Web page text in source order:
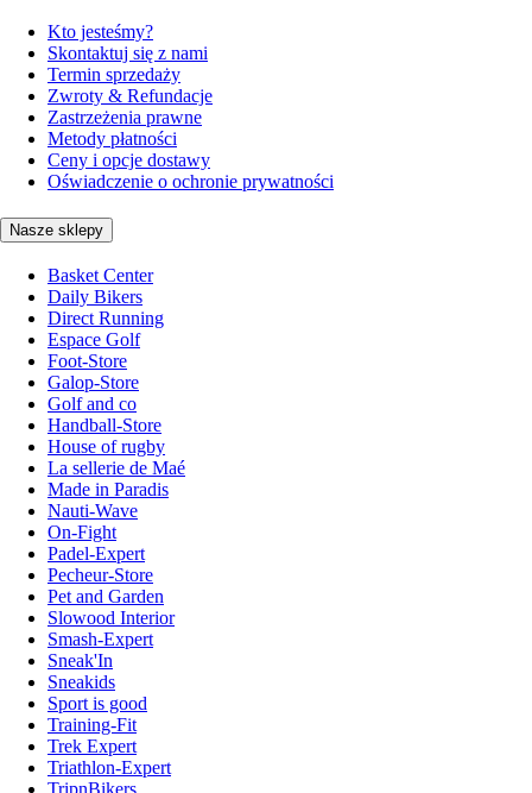
Kto jesteśmy?
Skontaktuj się z nami
Termin sprzedaży
Zwroty & Refundacje
Zastrzeżenia prawne
Metody płatności
Ceny i opcje dostawy
Oświadczenie o ochronie prywatności
Nasze sklepy
Basket Center
Daily Bikers
Direct Running
Espace Golf
Foot-Store
Galop-Store
Golf and co
Handball-Store
House of rugby
La sellerie de Maé
Made in Paradis
Nauti-Wave
On-Fight
Padel-Expert
Pecheur-Store
Pet and Garden
Slowood Interior
Smash-Expert
Sneak'In
Sneakids
Sport is good
Training-Fit
Trek Expert
Triathlon-Expert
TripnBikers